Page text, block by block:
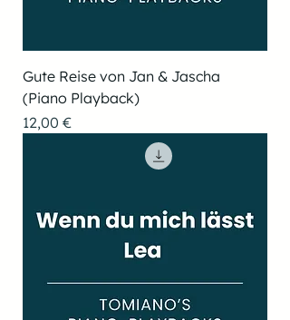
Gute Reise von Jan & Jascha
(Piano Playback)
Preis
12,00 €